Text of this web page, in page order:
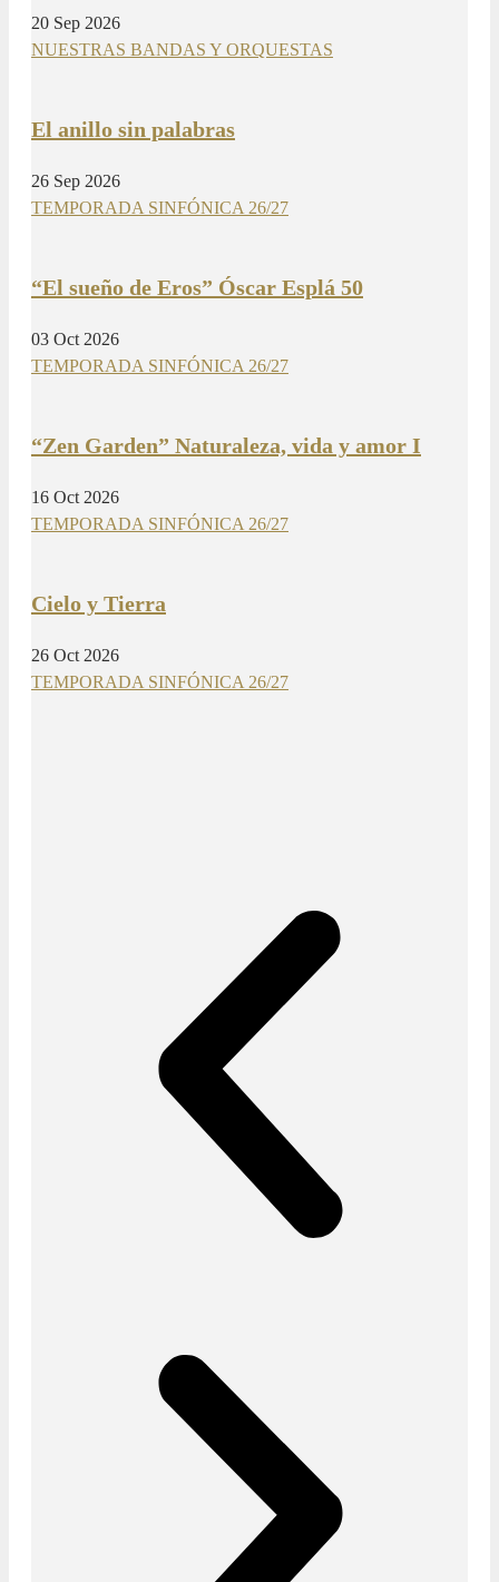
20 Sep 2026
NUESTRAS BANDAS Y ORQUESTAS
El anillo sin palabras
26 Sep 2026
TEMPORADA SINFÓNICA 26/27
“El sueño de Eros” Óscar Esplá 50
03 Oct 2026
TEMPORADA SINFÓNICA 26/27
“Zen Garden” Naturaleza, vida y amor I
16 Oct 2026
TEMPORADA SINFÓNICA 26/27
Cielo y Tierra
26 Oct 2026
TEMPORADA SINFÓNICA 26/27